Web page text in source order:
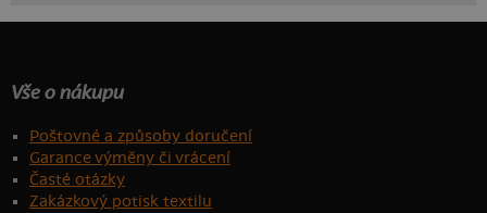
Vše o nákupu
Poštovné a způsoby doručení
Garance výměny či vrácení
Časté otázky
Zakázkový potisk textilu